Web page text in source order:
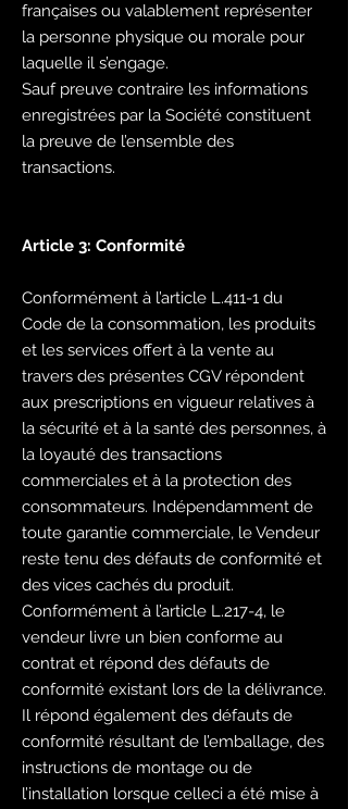
françaises ou valablement représenter
la personne physique ou morale pour
laquelle il s’engage.
Sauf preuve contraire les informations
enregistrées par la Société constituent
la preuve de l’ensemble des
transactions.
Article 3: Conformité
Conformément à l’article L.411-1 du
Code de la consommation, les produits
et les services offert à la vente au
travers des présentes CGV répondent
aux prescriptions en vigueur relatives à
la sécurité et à la santé des personnes, à
la loyauté des transactions
commerciales et à la protection des
consommateurs. Indépendamment de
toute garantie commerciale, le Vendeur
reste tenu des défauts de conformité et
des vices cachés du produit.
Conformément à l’article L.217-4, le
vendeur livre un bien conforme au
contrat et répond des défauts de
conformité existant lors de la délivrance.
Il répond également des défauts de
conformité résultant de l’emballage, des
instructions de montage ou de
l’installation lorsque celleci a été mise à